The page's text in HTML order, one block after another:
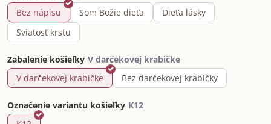
Bez nápisu
Som Božie dieťa
Dieťa lásky
Sviatosť krstu
Zabalenie košieľky
V darčekovej krabičke
Bez darčekovej krabičky
Označenie variantu košieľky